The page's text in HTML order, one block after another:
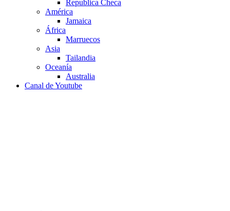
Republica Checa
América
Jamaica
África
Marruecos
Asia
Tailandia
Oceanía
Australia
Canal de Youtube